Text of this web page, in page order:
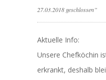
27.03.2018 geschlossen”
Aktuelle Info:
Unsere Chefköchin
erkrankt, deshalb